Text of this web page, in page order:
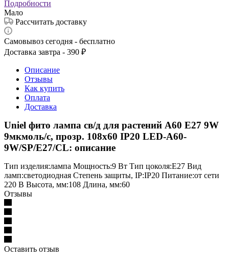
Подробности
Мало
Рассчитать доставку
Самовывоз сегодня - бесплатно
Доставка завтра - 390 ₽
Описание
Отзывы
Как купить
Оплата
Доставка
Uniel фито лампа св/д для растений A60 E27 9W
9мкмоль/с, прозр. 108x60 IP20 LED-A60-
9W/SP/E27/CL: описание
Тип изделия:лампа Мощность:9 Вт Тип цоколя:E27 Вид
ламп:светодиодная Степень защиты, IP:IP20 Питание:от сети
220 В Высота, мм:108 Длина, мм:60
Отзывы
Оставить отзыв